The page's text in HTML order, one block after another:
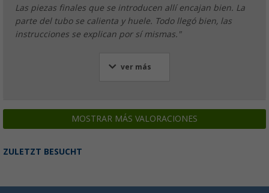
Las piezas finales que se introducen allí encajan bien. La
parte del tubo se calienta y huele. Todo llegó bien, las
instrucciones se explican por sí mismas."
ver más
MOSTRAR MÁS VALORACIONES
ZULETZT BESUCHT